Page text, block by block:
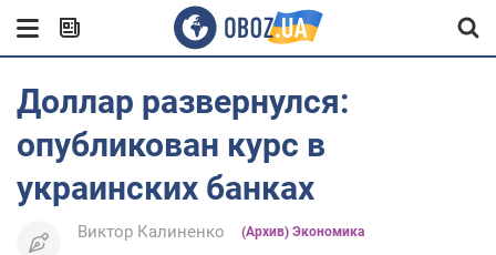
Доллар развернулся:
опубликован курс в
украинских банках
Виктор Калиненко (Архив) Экономика